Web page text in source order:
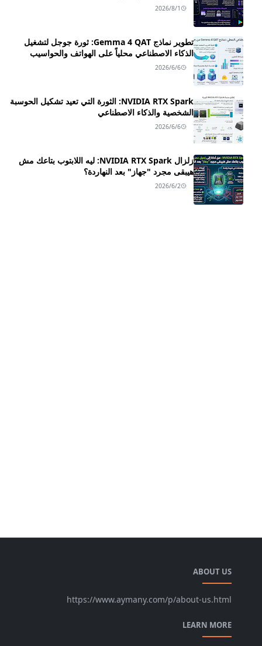
2026/8/1
تطوير نماذج Gemma 4 QAT: ثورة جوجل لتشغيل
الذكاء الاصطناعي محلياً على الهواتف والحواسيب
2026/6/6
NVIDIA RTX Spark: الثورة التي تعيد تشكيل الحوسبة
الشخصية والذكاء الاصطناعي
2026/6/6
زلزال NVIDIA RTX Spark: ليه اللابتوب بتاعك مش
هيبقى مجرد "جهاز" بعد النهاردة؟
2026/6/2
ABOUT US
https://www.aymany.com/p/about-us.html
LEARN MORE